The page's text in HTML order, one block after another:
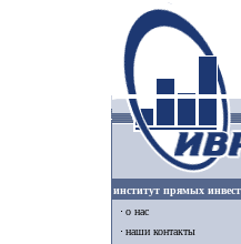
институт прямых
о нас
наши контакты